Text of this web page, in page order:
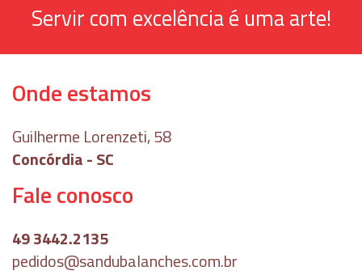
Servir com excelência é uma arte!
Onde estamos
Guilherme Lorenzeti, 58
Concórdia - SC
Fale conosco
49 3442.2135
pedidos@sandubalanches.com.br